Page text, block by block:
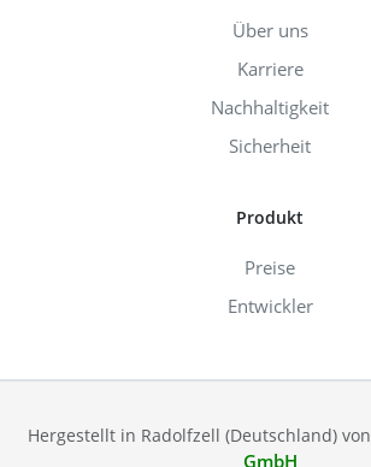
Über uns
Karriere
Nachhaltigkeit
Sicherheit
Produkt
Preise
Entwickler
Hergestellt in Radolfzell (Deutschland) von
GmbH